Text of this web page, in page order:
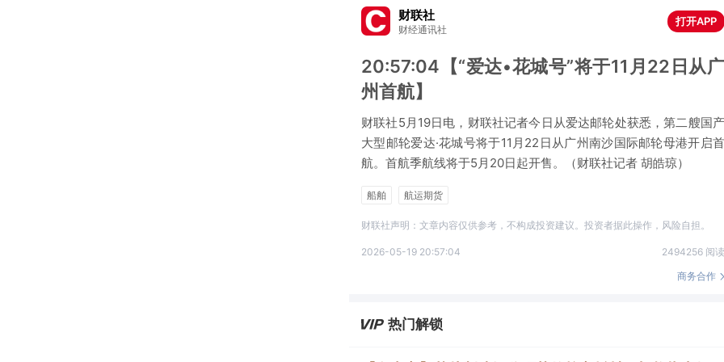
财联社
财经通讯社
打开APP
20:57:04【“爱达•花城号”将于11月22日从广
州首航】
财联社5月19日电，财联社记者今日从爱达邮轮处获悉，第二艘国产
大型邮轮爱达·花城号将于11月22日从广州南沙国际邮轮母港开启首
航。首航季航线将于5月20日起开售。（财联社记者 胡皓琼）
船舶 航运期货
财联社声明：文章内容仅供参考，不构成投资建议。投资者据此操作，风险自担。
2026-05-19 20:57:04
2494256 阅读
商务合作
热门解锁